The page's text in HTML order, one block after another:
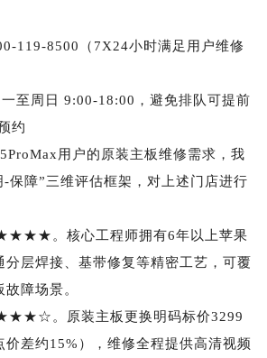
119-8500（7X24小时满足用户维修
至周日 9:00-18:00，避免排队可提前
约
用户的原装主板维修需求，我
保障”三维评估框架，对上述门店进行
。核心工程师拥有6年以上苹果
分层焊接、基带修复等精密工艺，可覆
障场景。
。原装主板更换明码标价3299
价差约15%），维修全程提供高清视频